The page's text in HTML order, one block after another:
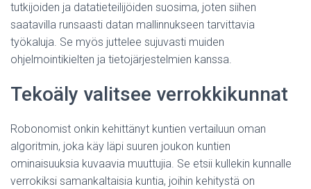
tutkijoiden ja datatieteilijöiden suosima, joten siihen
saatavilla runsaasti datan mallinnukseen tarvittavia
työkaluja. Se myös juttelee sujuvasti muiden
ohjelmointikielten ja tietojärjestelmien kanssa.
Tekoäly valitsee verrokkikunnat
Robonomist onkin kehittänyt kuntien vertailuun oman
algoritmin, joka käy läpi suuren joukon kuntien
ominaisuuksia kuvaavia muuttujia. Se etsii kullekin kunnalle
verrokiksi samankaltaisia kuntia, joihin kehitystä on